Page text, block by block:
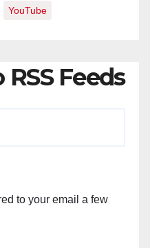
YouTube
Feeds
to your email a few